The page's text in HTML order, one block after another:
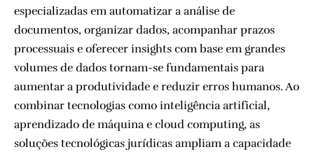
especializadas em automatizar a análise de
documentos, organizar dados, acompanhar prazos
processuais e oferecer insights com base em grandes
volumes de dados tornam-se fundamentais para
aumentar a produtividade e reduzir erros humanos. Ao
combinar tecnologias como inteligência artificial,
aprendizado de máquina e cloud computing, as
soluções tecnológicas jurídicas ampliam a capacidade